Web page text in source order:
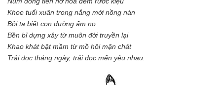
Khoe tuổi xuân trong nắng mới nồng nàn
Bởi ta biết con đường ấm no
Bền bỉ dựng xây từ muôn đời truyền lại
Khao khát bật mầm từ mồ hôi mặn chát
Trải dọc tháng ngày, trải dọc mến yêu nhau.